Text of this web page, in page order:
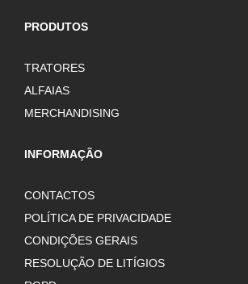
PRODUTOS
TRATORES
ALFAIAS
MERCHANDISING
INFORMAÇÃO
CONTACTOS
POLÍTICA DE PRIVACIDADE
CONDIÇÕES GERAIS
RESOLUÇÃO DE LITÍGIOS